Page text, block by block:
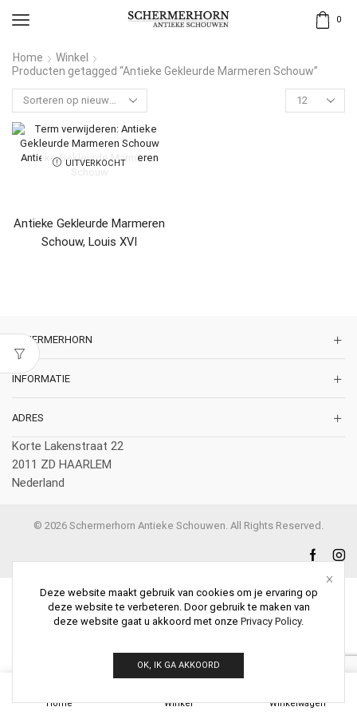
0
Home
Winkel
Producten getagged “Antieke Gekleurde Marmeren Schouw”
UITVERKOCHT
Antieke Gekleurde Marmeren
Schouw, Louis XVI
SCHERMERHORN
INFORMATIE
ADRES
Korte Lakenstraat 22
2011 ZD HAARLEM
Nederland
© 2026 Schermerhorn Antieke Schouwen. All Rights Reserved.
Home Winkel Winkelwagen
Deze website maakt gebruik van cookies om je ervaring op
deze website te verbeteren. Door gebruik te maken van
deze website gaat u akkoord met onze Privacy Policy.
OK, IK GA AKKOORD